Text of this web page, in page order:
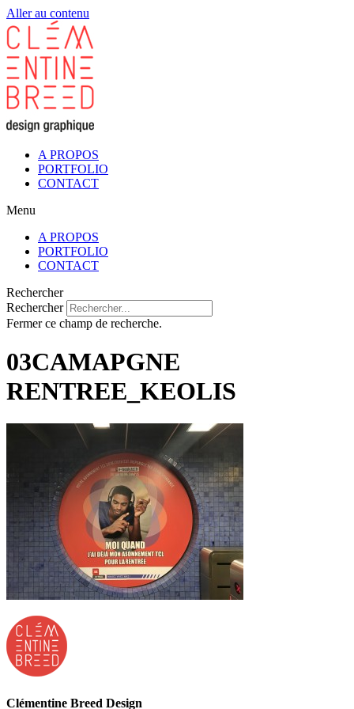
Aller au contenu
A PROPOS
PORTFOLIO
CONTACT
Menu
A PROPOS
PORTFOLIO
CONTACT
Rechercher
Rechercher
Fermer ce champ de recherche.
03CAMAPGNE
RENTREE_KEOLIS
Clémentine Breed Design